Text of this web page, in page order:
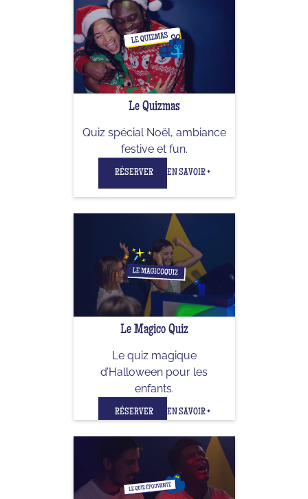
Le Quizmas
Quiz spécial Noël, ambiance
festive et fun.
RÉSERVER EN SAVOIR +
Le Magico Quiz
Le quiz magique
d’Halloween pour les
enfants.
RÉSERVER EN SAVOIR +